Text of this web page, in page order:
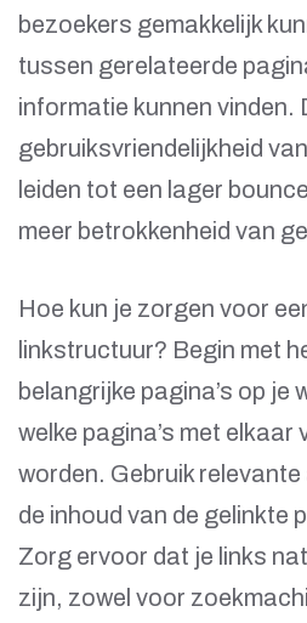
bezoekers gemakkelijk
tussen gerelateerde
informatie kunnen vinden.
gebruiksvriendelijkheid
leiden tot een lager
meer betrokkenheid van
Hoe kun je zorgen voor
linkstructuur? Begin met
belangrijke pagina’s op je
welke pagina’s met elkaar
worden. Gebruik
de inhoud van de gelinkte
Zorg ervoor dat je links
zijn, zowel voor